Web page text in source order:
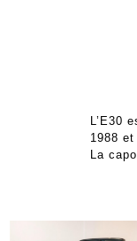
L’E30
1988
La